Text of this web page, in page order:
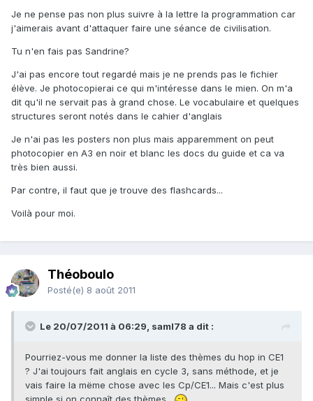
Je ne pense pas non plus suivre à la lettre la programmation car
j'aimerais avant d'attaquer faire une séance de civilisation.
Tu n'en fais pas Sandrine?
J'ai pas encore tout regardé mais je ne prends pas le fichier
élève. Je photocopierai ce qui m'intéresse dans le mien. On m'a
dit qu'il ne servait pas à grand chose. Le vocabulaire et quelques
structures seront notés dans le cahier d'anglais
Je n'ai pas les posters non plus mais apparemment on peut
photocopier en A3 en noir et blanc les docs du guide et ca va
très bien aussi.
Par contre, il faut que je trouve des flashcards...
Voilà pour moi.
Théoboulo
Posté(e) 8 août 2011
Le 20/07/2011 à 06:29, saml78 a dit :
Pourriez-vous me donner la liste des thèmes du hop in CE1
? J'ai toujours fait anglais en cycle 3, sans méthode, et je
vais faire la mëme chose avec les Cp/CE1... Mais c'est plus